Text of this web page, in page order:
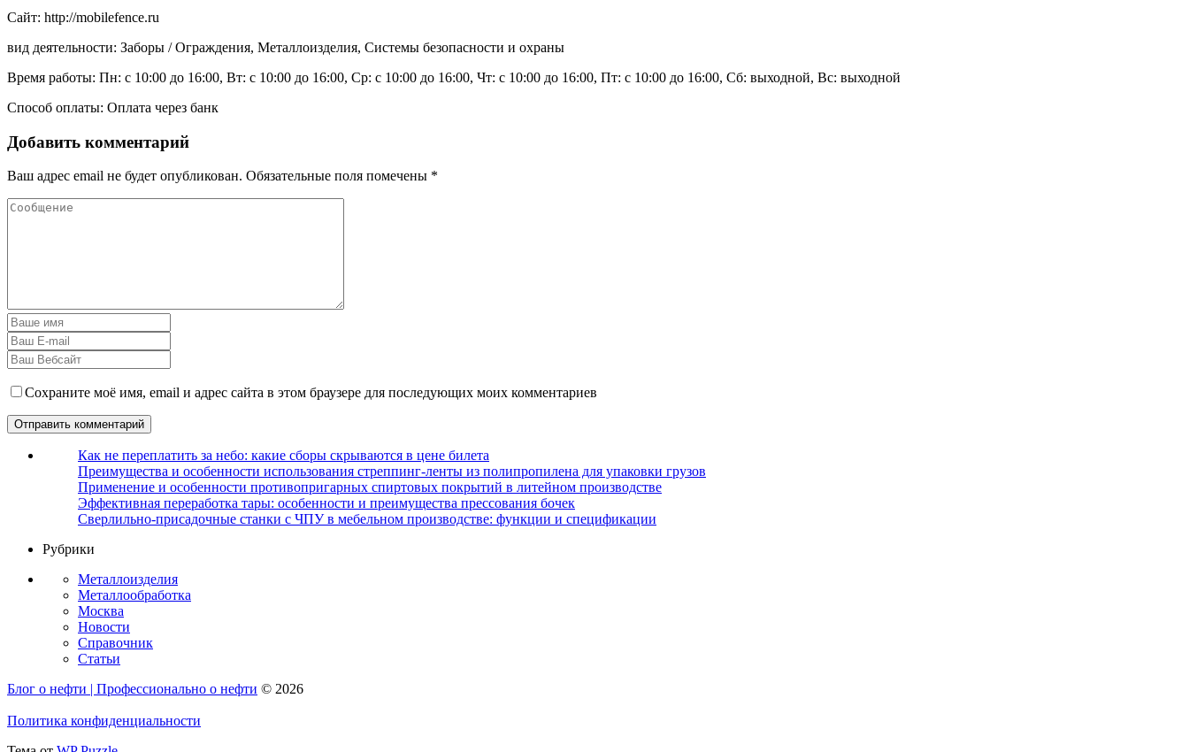
Сайт: http://mobilefence.ru
вид деятельности: Заборы / Ограждения, Металлоизделия, Системы безопасности и охраны
Время работы: Пн: с 10:00 до 16:00, Вт: с 10:00 до 16:00, Ср: с 10:00 до 16:00, Чт: с 10:00 до 16:00, Пт: с 10:00 до 16:00, Сб: выходной, Вс: выходной
Способ оплаты: Оплата через банк
Добавить комментарий
Ваш адрес email не будет опубликован. Обязательные поля помечены *
Сохраните моё имя, email и адрес сайта в этом браузере для последующих моих комментариев
Как не переплатить за небо: какие сборы скрываются в цене билета
Преимущества и особенности использования стреппинг-ленты из полипропилена для упаковки грузов
Применение и особенности противопригарных спиртовых покрытий в литейном производстве
Эффективная переработка тары: особенности и преимущества прессования бочек
Сверлильно-присадочные станки с ЧПУ в мебельном производстве: функции и спецификации
Рубрики
Металлоизделия
Металлообработка
Москва
Новости
Справочник
Статьи
Блог о нефти | Профессионально о нефти © 2026
Политика конфиденциальности